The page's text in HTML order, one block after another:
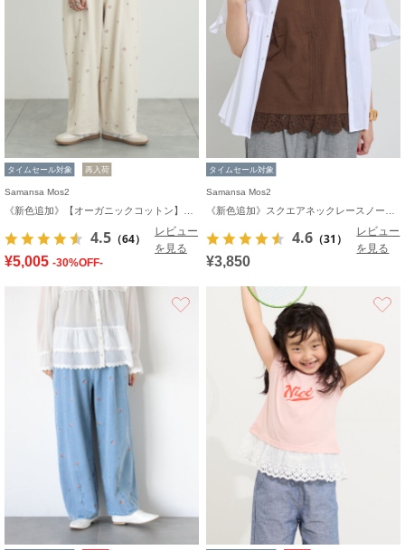
タイムセール対象 再入荷
Samansa Mos2
4.5 （64）
レビュー
を見る
¥5,005 -30%OFF-
タイムセール対象
Samansa Mos2
4.6 （31）
レビュー
を見る
¥3,850
お気に入り